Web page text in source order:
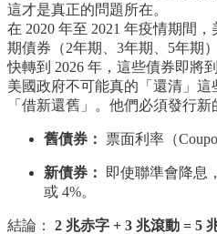
這才是真正的問題所在。
在 2020 年至 2021 年疫情期間
期債券（2年期、3年期、5年期
快轉到 2026 年，這些債券即將到
美國政府不可能真的「還清」
「借新還舊」。他們必須發行
舊債券： 票面利率（
新債券：
即使聯準會降息
或 4%。
結論： 2 兆赤字 + 3 兆滾動 = 5